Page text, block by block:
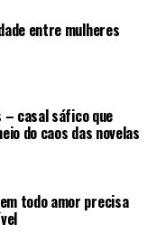
entre mulheres
– casal sáfico que
do caos das novelas
todo amor precisa